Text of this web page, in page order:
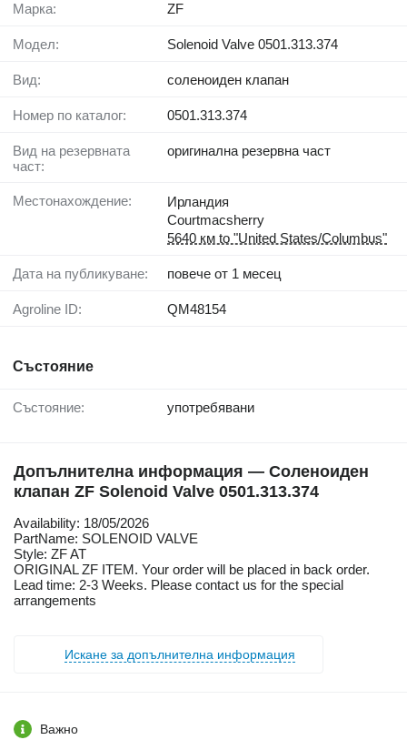
Марка: ZF
Модел: Solenoid Valve 0501.313.374
Вид: соленоиден клапан
Номер по каталог: 0501.313.374
Вид на резервната
част:
оригинална резервна част
Местонахождение:
Ирландия
Courtmacsherry
5640 км to "United States/Columbus"
Дата на публикуване: повече от 1 месец
Agroline ID: QM48154
Състояние
Състояние: употребявани
Допълнителна информация — Соленоиден
клапан ZF Solenoid Valve 0501.313.374
Availability: 18/05/2026
PartName: SOLENOID VALVE
Style: ZF AT
ORIGINAL ZF ITEM. Your order will be placed in back order.
Lead time: 2-3 Weeks. Please contact us for the special
arrangements
Искане за допълнителна информация
Важно